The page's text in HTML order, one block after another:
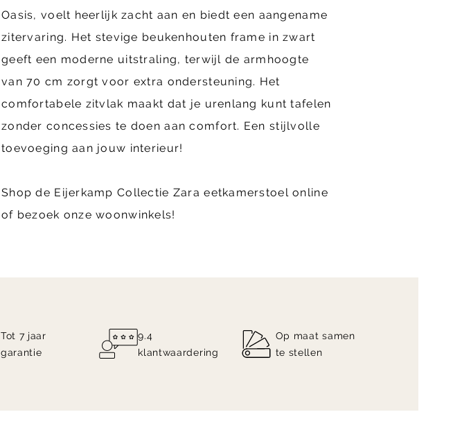
Oasis, voelt heerlijk zacht aan en biedt een aangename
zitervaring. Het stevige beukenhouten frame in zwart
geeft een moderne uitstraling, terwijl de armhoogte
van 70 cm zorgt voor extra ondersteuning. Het
comfortabele zitvlak maakt dat je urenlang kunt tafelen
zonder concessies te doen aan comfort. Een stijlvolle
toevoeging aan jouw interieur!
Shop de Eijerkamp Collectie Zara eetkamerstoel online
of bezoek onze woonwinkels!
Tot 7 jaar
garantie
9.4
klantwaardering
Op maat samen
te stellen